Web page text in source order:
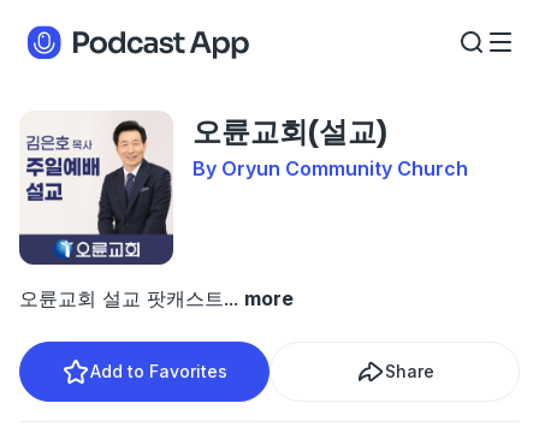
오륜교회(설교)
By Oryun Community Church
오륜교회 설교 팟캐스트... more
Add to Favorites Share